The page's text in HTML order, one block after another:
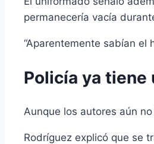
permanecería vacía
“Aparentemente sabían el
Policía ya tiene
Aunque los autores aún
Rodríguez explicó que se